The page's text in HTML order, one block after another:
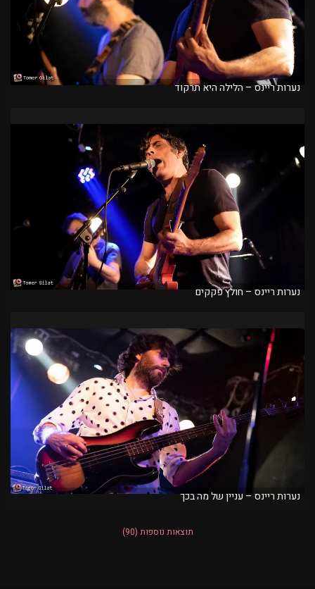
נערות ריינס – הלילה היא תרקוד
נערות ריינס – חולץ פקקים
נערות ריינס – עניין של מה בכך
תוצאות נוספות (90)